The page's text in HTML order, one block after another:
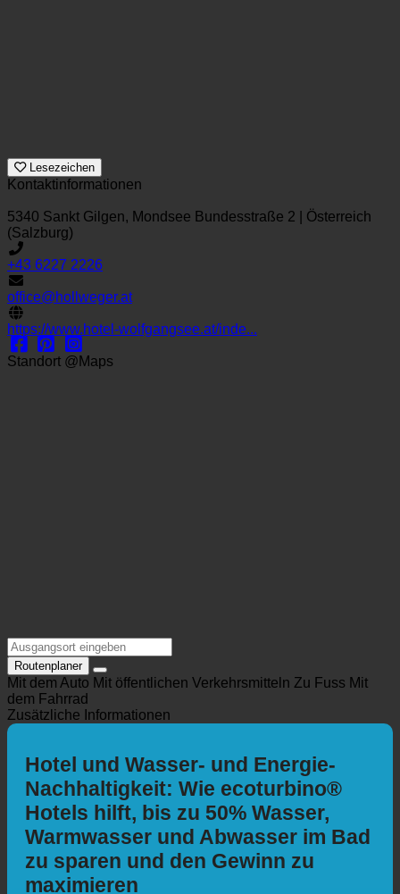
Lesezeichen
Kontaktinformationen
5340 Sankt Gilgen, Mondsee Bundesstraße 2 | Österreich
(Salzburg)
+43 6227 2226
office@hollweger.at
https://www.hotel-wolfgangsee.at/inde...
Standort @Maps
Routenplaner
Mit dem Auto Mit öffentlichen Verkehrsmitteln Zu Fuss Mit
dem Fahrrad
Zusätzliche Informationen
Hotel und Wasser- und Energie-
Nachhaltigkeit: Wie ecoturbino®
Hotels hilft, bis zu 50% Wasser,
Warmwasser und Abwasser im Bad
zu sparen und den Gewinn zu
maximieren